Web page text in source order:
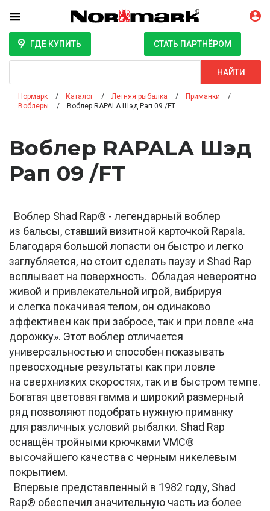
ГДЕ КУПИТЬ СТАТЬ ПАРТНЁРОМ
НАЙТИ
Нормарк Каталог Летняя рыбалка
Приманки
Воблеры
Воблер RAPALA Шэд Рап 09 /FT
Воблер RAPALA Шэд
Рап 09 /FT
Воблер Shad Rap® - легендарный воблер
из бальсы, ставший визитной карточкой Rapala.
Благодаря большой лопасти он быстро и легко
заглубляется, но стоит сделать паузу и Shad Rap
всплывает на поверхность. Обладая невероятно
живой и привлекательной игрой, вибрируя
и слегка покачивая телом, он одинаково
эффективен как при забросе, так и при ловле «на
дорожку». Этот воблер отличается
универсальностью и способен показывать
превосходные результаты как при ловле
на сверхнизких скоростях, так и в быстром темпе.
Богатая цветовая гамма и широкий размерный
ряд позволяют подобрать нужную приманку
для различных условий рыбалки. Shad Rap
оснащён тройными крючками VMC®
высочайшего качества с черным никелевым
покрытием.
Впервые представленный в 1982 году, Shad
Rap® обеспечил значительную часть из более